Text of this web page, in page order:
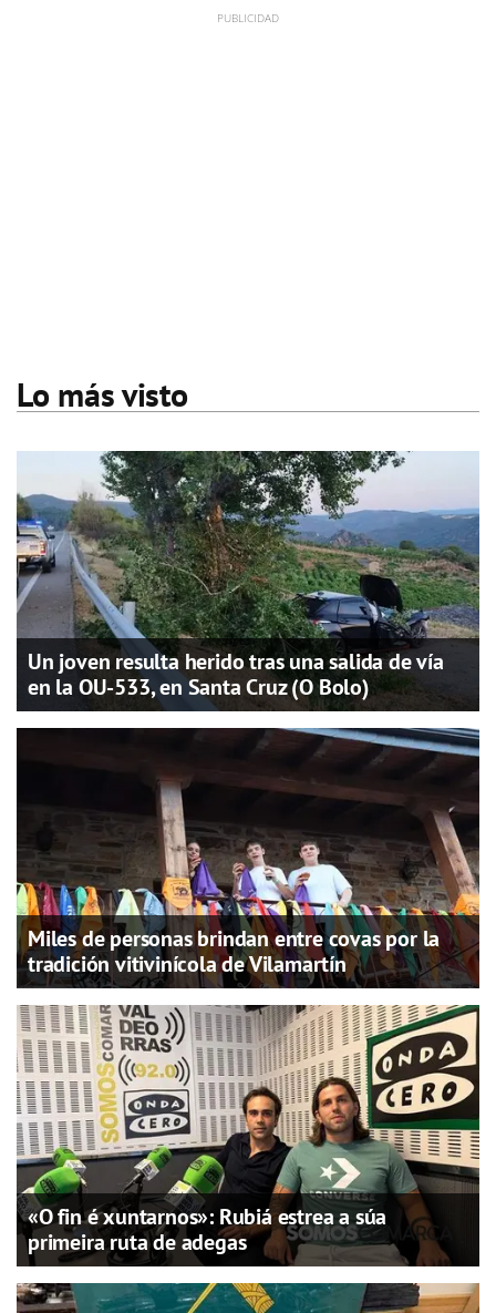
Lo más visto
Un joven resulta herido tras una salida de vía
en la OU-533, en Santa Cruz (O Bolo)
Miles de personas brindan entre covas por la
tradición vitivinícola de Vilamartín
«O fin é xuntarnos»: Rubiá estrea a súa
primeira ruta de adegas